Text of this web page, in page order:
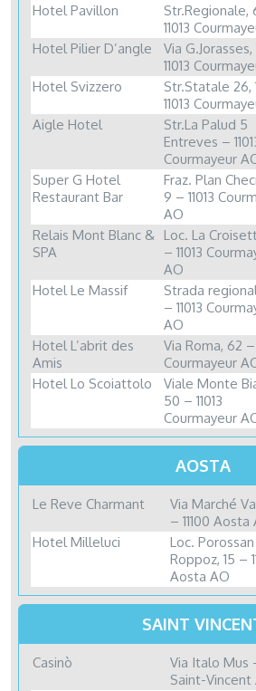
Hotel Pavillon
Str.Regionale,
11013
Hotel Pilier D’angle
Via G.Jorasses,
11013
Hotel Svizzero
Str.Statale 26,
11013
Aigle Hotel
Str.La Palud 5
Entreves –
Courmayeur
Super G Hotel
Restaurant Bar
Fraz. Plan
9 – 11013
AO
Relais Mont Blanc &
SPA
Loc. La
– 11013
AO
Hotel Le Massif
Strada
– 11013
AO
Hotel L’abrit des
Amis
Via Roma, 62 –
Courmayeur
Hotel Lo Scoiattolo
Viale Monte
50 – 11013
Courmayeur
AOSTA
Le Reve Charmant
Via Marché
– 11100 Aosta
Hotel Milleluci
Loc. Porossan
Roppoz, 15 –
Aosta AO
SAINT
Casinò
Via Italo Mus
Saint-Vincent